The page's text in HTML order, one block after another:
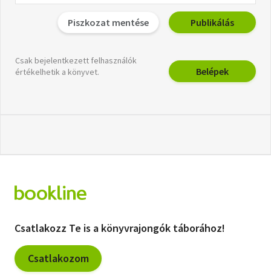
Piszkozat mentése Publikálás
Csak bejelentkezett felhasználók
értékelhetik a könyvet.
Belépek
Csatlakozz Te is a könyvrajongók táborához!
Csatlakozom